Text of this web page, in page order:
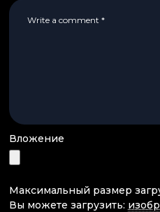
Вложение
Максимальный размер
Вы можете загрузить: